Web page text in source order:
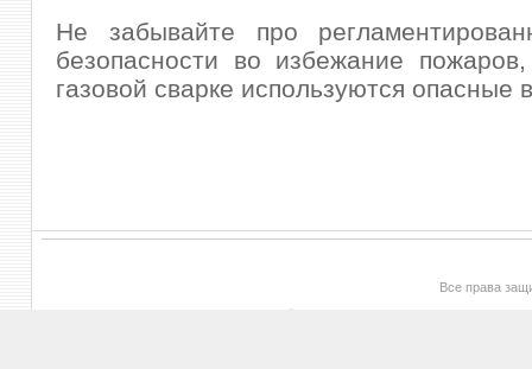
Не забывайте про
безопасности во избежание
газовой сварке используются опасные
Все права